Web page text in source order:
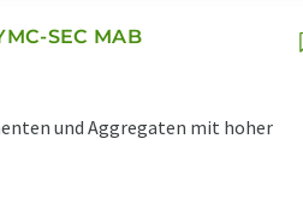
SEC MAB
und Aggregaten mit hoher